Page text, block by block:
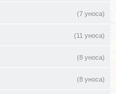
(7 уноса)
(11 уноса)
(8 уноса)
(8 уноса)